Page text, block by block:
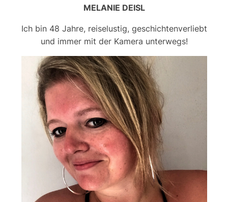
MELANIE DEISL
Ich bin 48 Jahre, reiselustig, geschichtenverliebt
und immer mit der Kamera unterwegs!